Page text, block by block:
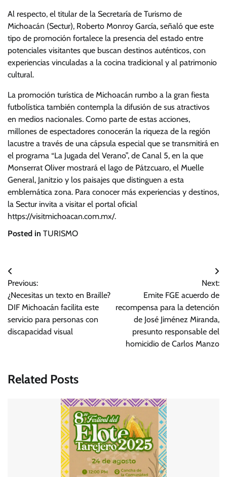
Al respecto, el titular de la Secretaría de Turismo de
Michoacán (Sectur), Roberto Monroy García, señaló que este
tipo de promoción fortalece la presencia del estado entre
potenciales visitantes que buscan destinos auténticos, con
experiencias vinculadas a la cocina tradicional y al patrimonio
cultural.
La promoción turística de Michoacán rumbo a la gran fiesta
futbolística también contempla la difusión de sus atractivos
en medios nacionales. Como parte de estas acciones,
millones de espectadores conocerán la riqueza de la región
lacustre a través de una cápsula especial que se transmitirá en
el programa “La Jugada del Verano”, de Canal 5, en la que
Monserrat Oliver mostrará el lago de Pátzcuaro, el Muelle
General, Janitzio y los paisajes que distinguen a esta
emblemática zona. Para conocer más experiencias y destinos,
la Sectur invita a visitar el portal oficial
https://visitmichoacan.com.mx/.
Posted in TURISMO
Navegación
de
entradas
Previous:
¿Necesitas un texto en Braille?
DIF Michoacán facilita este
servicio para personas con
discapacidad visual
Next:
Emite FGE acuerdo de
recompensa para la detención
de José Jiménez Miranda,
presunto responsable del
homicidio de Carlos Manzo
Related Posts